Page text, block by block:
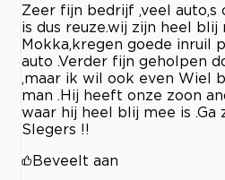
Zeer fijn bedrijf ,veel auto,s
is dus reuze.wij zijn heel blij
Mokka,kregen goede inruil
auto .Verder fijn geholpen
,maar ik wil ook even Wiel
man .Hij heeft onze zoon
waar hij heel blij mee is
Slegers !!
Beveelt aan